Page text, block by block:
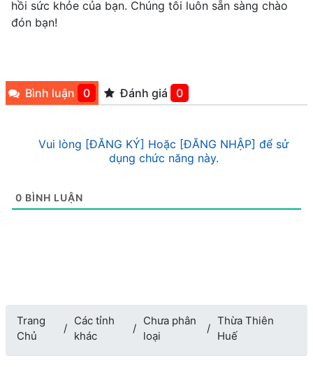
hồi sức khỏe của bạn. Chúng tôi luôn sẵn sàng chào
đón bạn!
Bình luận 0 Đánh giá 0
Vui lòng [ĐĂNG KÝ] Hoặc [ĐĂNG NHẬP] để sử
dụng chức năng này.
0 BÌNH LUẬN
Trang
Chủ
Các tỉnh
khác
Chưa phân
loại
Thừa Thiên
Huế